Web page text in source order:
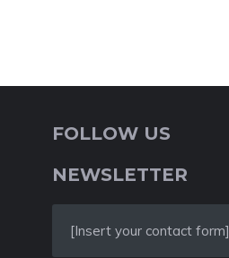
FOLLOW US
NEWSLETTER
[Insert your contact form]